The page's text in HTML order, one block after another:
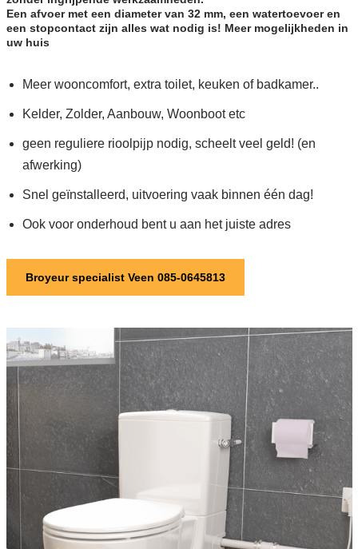
Een afvoer met een diameter van 32 mm, een watertoevoer en
een stopcontact zijn alles wat nodig is! Meer mogelijkheden in
uw huis
Meer wooncomfort, extra toilet, keuken of badkamer..
Kelder, Zolder, Aanbouw, Woonboot etc
geen reguliere rioolpijp nodig, scheelt veel geld! (en
afwerking)
Snel geïnstalleerd, uitvoering vaak binnen één dag!
Ook voor onderhoud bent u aan het juiste adres
Broyeur specialist Veen 085-0645813